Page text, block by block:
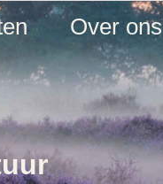
Over ons